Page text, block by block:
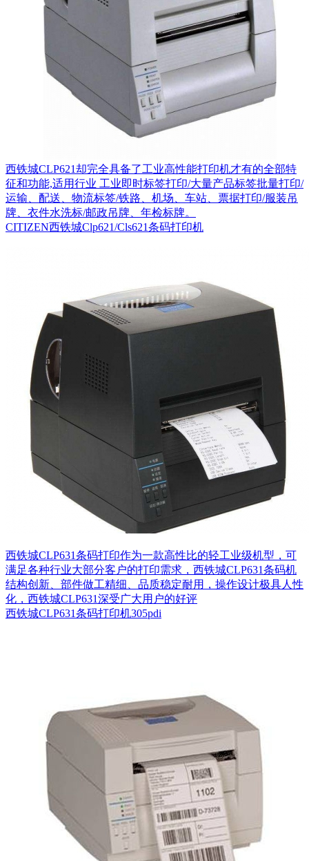
西铁城CLP621却完全具备了工业高性能打印机才有的全部特
征和功能,适用行业 工业即时标签打印/大量产品标签批量打印/
运输、配送、物流标签/铁路、机场、车站、票据打印/服装吊
牌、衣件水洗标/邮政吊牌、年检标牌。
CITIZEN西铁城Clp621/Cls621条码打印机
西铁城CLP631条码打印作为一款高性比的轻工业级机型，可
满足各种行业大部分客户的打印需求，西铁城CLP631条码机
结构创新、部件做工精细、品质稳定耐用，操作设计极具人性
化，西铁城CLP631深受广大用户的好评
西铁城CLP631条码打印机305pdi